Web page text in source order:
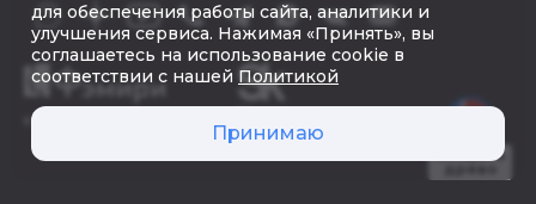
© 2026 «Фэмири»
для обеспечения работы сайта, аналитики и
улучшения сервиса. Нажимая «Принять», вы
соглашаетесь на использование cookie в
соответствии с нашей Политикой
Принимаю
Создать